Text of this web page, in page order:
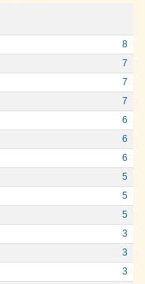
8
7
7
7
6
6
6
5
5
5
3
3
3